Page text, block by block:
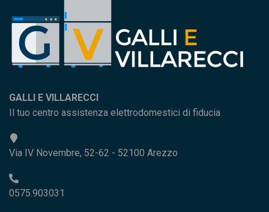
GALLI E VILLARECCI
Il tuo centro assistenza elettrodomestici di fiducia
Via IV Novembre, 52-62 - 52100 Arezzo
0575.903031